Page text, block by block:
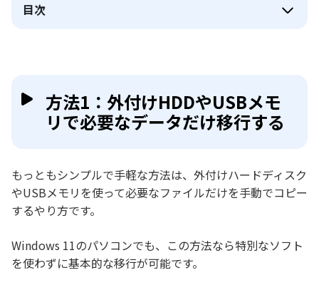
目次
方法1：外付けHDDやUSBメモ
リで必要なデータだけ移行する
もっともシンプルで手軽な方法は、外付けハードディスク
やUSBメモリを使って必要なファイルだけを手動でコピー
するやり方です。
Windows 11のパソコンでも、この方法なら特別なソフト
を使わずに基本的な移行が可能です。